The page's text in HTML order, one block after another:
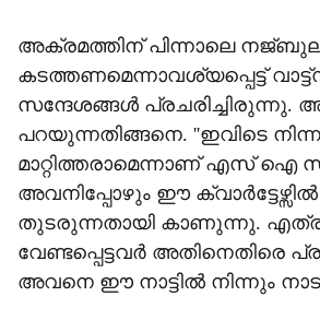
അക്രമത്തിന് പിന്നാലെ
കടത്തണമെന്നാവശ്യപ്പെട്ട്
സന്ദേശങ്ങള്‍ പ്രചരിച്ചിരുന്നു.
പറയുന്നതിങ്ങനെ. ''ഇവിടെ
മാറ്റിത്തരാമെന്നാണ് എസ് ഐ
അവനിപ്പോഴും ഈ
തുടരുന്നതായി കാണുന്നു.
വേണ്ടപ്പെട്ടവര്‍ അതിനെതിരെ
അവനെ ഈ നാട്ടില്‍ നിന്നും